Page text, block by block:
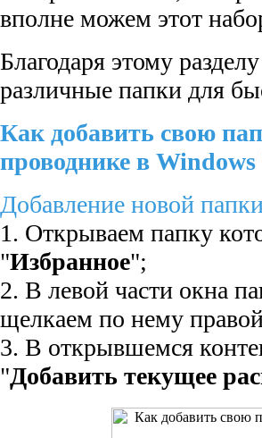
вполне можем этот
Благодаря этому
различные папки для
Как добавить свою
проводнике в Windows
Добавление новой
1. Открываем папку
"Избранное";
2. В левой части окна
щелкаем по нему
3. В открывшемся
"Добавить текущее